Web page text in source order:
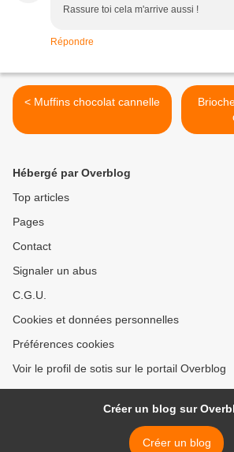
Rassure toi cela m'arrive aussi !
Répondre
< Muffins chocolat cannelle
Hébergé par Overblog
Top articles
Pages
Contact
Signaler un abus
C.G.U.
Cookies et données personnelles
Préférences cookies
Voir le profil de sotis sur le portail Overblog
Créer un blog sur
Créer un blog